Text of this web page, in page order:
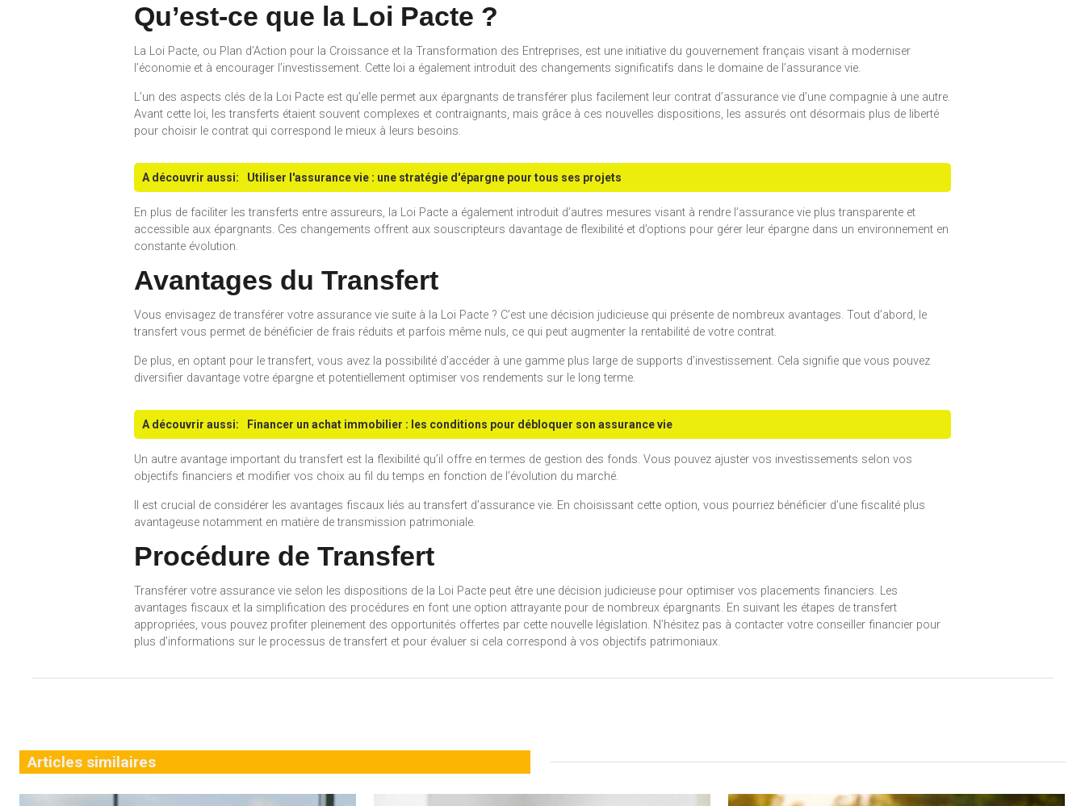
Qu’est-ce que la Loi Pacte ?
La Loi Pacte, ou Plan d’Action pour la Croissance et la Transformation des Entreprises, est une initiative du gouvernement français visant à moderniser
l’économie et à encourager l’investissement. Cette loi a également introduit des changements significatifs dans le domaine de l’assurance vie.
L’un des aspects clés de la Loi Pacte est qu’elle permet aux épargnants de transférer plus facilement leur contrat d’assurance vie d’une compagnie à une autre.
Avant cette loi, les transferts étaient souvent complexes et contraignants, mais grâce à ces nouvelles dispositions, les assurés ont désormais plus de liberté
pour choisir le contrat qui correspond le mieux à leurs besoins.
A découvrir aussi: Utiliser l'assurance vie : une stratégie d'épargne pour tous ses projets
En plus de faciliter les transferts entre assureurs, la Loi Pacte a également introduit d’autres mesures visant à rendre l’assurance vie plus transparente et
accessible aux épargnants. Ces changements offrent aux souscripteurs davantage de flexibilité et d’options pour gérer leur épargne dans un environnement en
constante évolution.
Avantages du Transfert
Vous envisagez de transférer votre assurance vie suite à la Loi Pacte ? C’est une décision judicieuse qui présente de nombreux avantages. Tout d’abord, le
transfert vous permet de bénéficier de frais réduits et parfois même nuls, ce qui peut augmenter la rentabilité de votre contrat.
De plus, en optant pour le transfert, vous avez la possibilité d’accéder à une gamme plus large de supports d’investissement. Cela signifie que vous pouvez
diversifier davantage votre épargne et potentiellement optimiser vos rendements sur le long terme.
A découvrir aussi: Financer un achat immobilier : les conditions pour débloquer son assurance vie
Un autre avantage important du transfert est la flexibilité qu’il offre en termes de gestion des fonds. Vous pouvez ajuster vos investissements selon vos
objectifs financiers et modifier vos choix au fil du temps en fonction de l’évolution du marché.
Il est crucial de considérer les avantages fiscaux liés au transfert d’assurance vie. En choisissant cette option, vous pourriez bénéficier d’une fiscalité plus
avantageuse notamment en matière de transmission patrimoniale.
Procédure de Transfert
Transférer votre assurance vie selon les dispositions de la Loi Pacte peut être une décision judicieuse pour optimiser vos placements financiers. Les
avantages fiscaux et la simplification des procédures en font une option attrayante pour de nombreux épargnants. En suivant les étapes de transfert
appropriées, vous pouvez profiter pleinement des opportunités offertes par cette nouvelle législation. N’hésitez pas à contacter votre conseiller financier pour
plus d’informations sur le processus de transfert et pour évaluer si cela correspond à vos objectifs patrimoniaux.
Articles similaires